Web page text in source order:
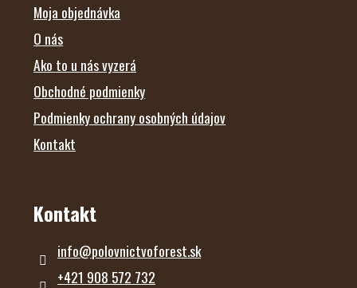
Moja objednávka
O nás
Ako to u nás vyzerá
Obchodné podmienky
Podmienky ochrany osobných údajov
Kontakt
Kontakt
info@polovnictvoforest.sk
+421 908 572 732